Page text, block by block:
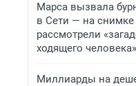
Марса вызвала
в Сети — на снимке
рассмотрели
ходящего человека»
Миллиарды на